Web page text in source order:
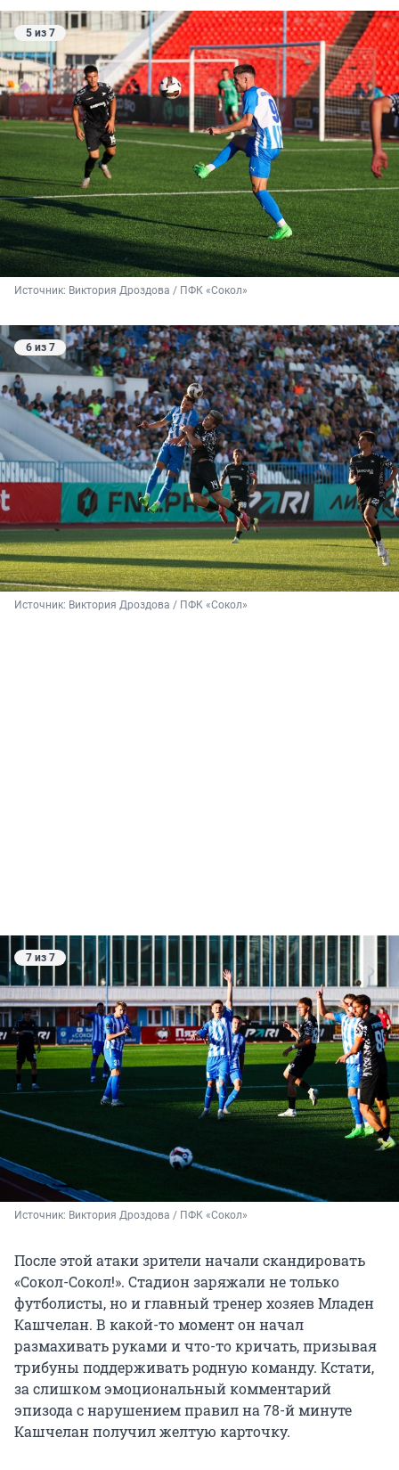
5 из 7
Источник: Виктория Дроздова / ПФК «Сокол»
6 из 7
Источник: Виктория Дроздова / ПФК «Сокол»
7 из 7
Источник: Виктория Дроздова / ПФК «Сокол»
После этой атаки зрители начали скандировать
«Сокол-Сокол!». Стадион заряжали не только
футболисты, но и главный тренер хозяев Младен
Кашчелан. В какой-то момент он начал
размахивать руками и что-то кричать, призывая
трибуны поддерживать родную команду. Кстати,
за слишком эмоциональный комментарий
эпизода с нарушением правил на 78-й минуте
Кашчелан получил желтую карточку.